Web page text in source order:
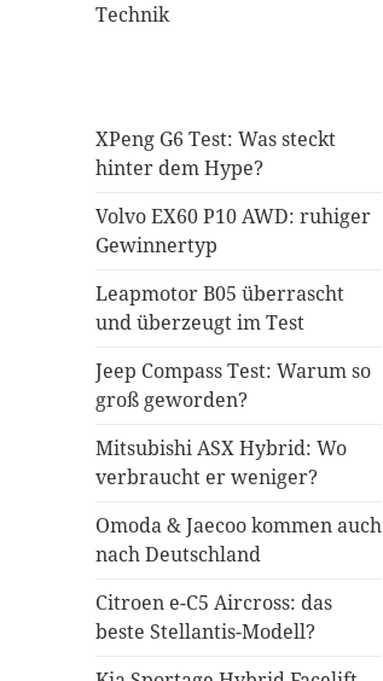
Technik
XPeng G6 Test: Was steckt
hinter dem Hype?
Volvo EX60 P10 AWD: ruhiger
Gewinnertyp
Leapmotor B05 überrascht
und überzeugt im Test
Jeep Compass Test: Warum so
groß geworden?
Mitsubishi ASX Hybrid: Wo
verbraucht er weniger?
Omoda & Jaecoo kommen auch
nach Deutschland
Citroen e-C5 Aircross: das
beste Stellantis-Modell?